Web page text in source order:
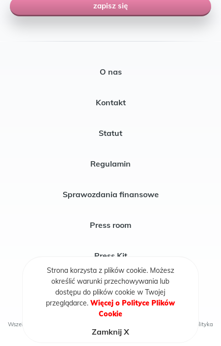
zapisz się
O nas
Kontakt
Statut
Regulamin
Sprawozdania finansowe
Press room
Press Kit
Publikacje
Wszelkie prawa zastrzeżone © 2026 Fundacja Rycerze i Księżniczki
Polityka
cookie
Strona korzysta z plików cookie. Możesz
określić warunki przechowywania lub
dostępu do plików cookie w Twojej
przeglądarce. Więcej o Polityce Plików
Cookie
Zamknij X